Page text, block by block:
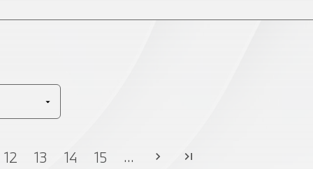
12 13 14 15 ... chevron_right last_page